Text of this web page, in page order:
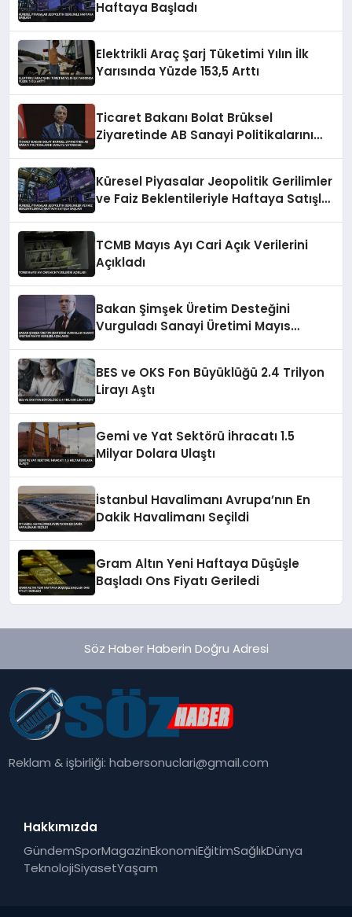
Haftaya Başladı
Elektrikli Araç Şarj Tüketimi Yılın İlk
Yarısında Yüzde 153,5 Arttı
Ticaret Bakanı Bolat Brüksel
Ziyaretinde AB Sanayi Politikalarını
Küresel Piyasalar Jeopolitik Gerilimler
ve Faiz Beklentileriyle Haftaya Satışla
TCMB Mayıs Ayı Cari Açık Verilerini
Açıkladı
Bakan Şimşek Üretim Desteğini
Vurguladı Sanayi Üretimi Mayıs
BES ve OKS Fon Büyüklüğü 2.4 Trilyon
Lirayı Aştı
Gemi ve Yat Sektörü İhracatı 1.5
Milyar Dolara Ulaştı
İstanbul Havalimanı Avrupa’nın En
Dakik Havalimanı Seçildi
Gram Altın Yeni Haftaya Düşüşle
Başladı Ons Fiyatı Geriledi
Söz Haber Haberin Doğru Adresi
Reklam & işbirliği:habersonuclari@gmail.com
Hakkımızda
GündemSporMagazinEkonomiEğitimSağlıkDünya
TeknolojiSiyasetYaşam